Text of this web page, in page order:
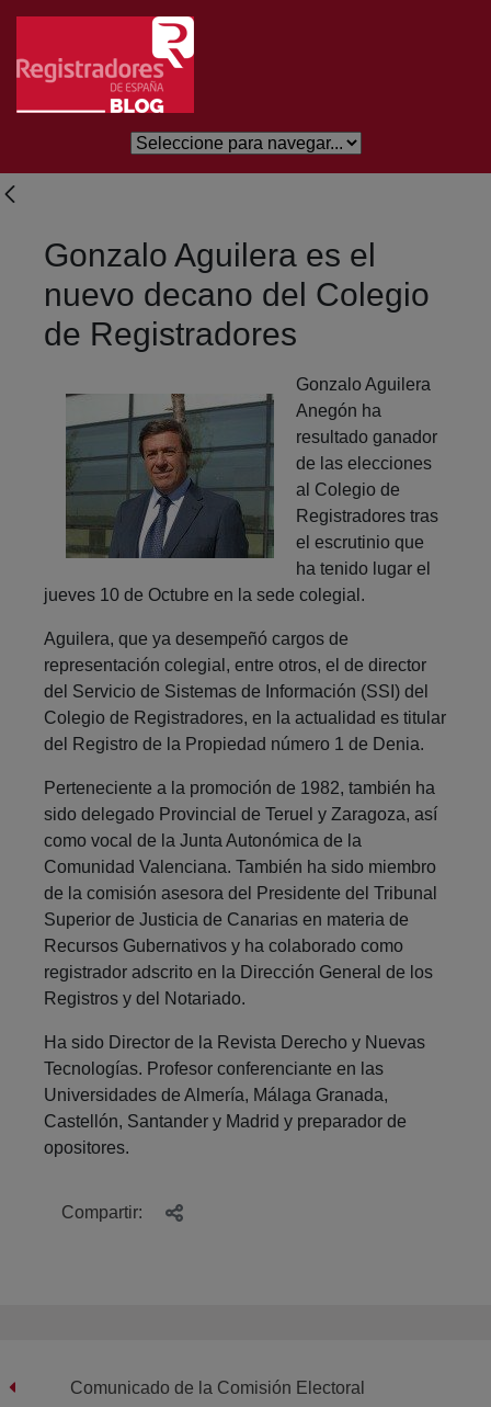
Eduki nagusira joan
Gonzalo Aguilera es el
nuevo decano del Colegio
de Registradores
Gonzalo Aguilera
Anegón ha
resultado ganador
de las elecciones
al Colegio de
Registradores tras
el escrutinio que
ha tenido lugar el
jueves 10 de Octubre en la sede colegial.
Aguilera, que ya desempeñó cargos de
representación colegial, entre otros, el de director
del Servicio de Sistemas de Información (SSI) del
Colegio de Registradores, en la actualidad es titular
del Registro de la Propiedad número 1 de Denia.
Perteneciente a la promoción de 1982, también ha
sido delegado Provincial de Teruel y Zaragoza, así
como vocal de la Junta Autonómica de la
Comunidad Valenciana. También ha sido miembro
de la comisión asesora del Presidente del Tribunal
Superior de Justicia de Canarias en materia de
Recursos Gubernativos y ha colaborado como
registrador adscrito en la Dirección General de los
Registros y del Notariado.
Ha sido Director de la Revista Derecho y Nuevas
Tecnologías. Profesor conferenciante en las
Universidades de Almería, Málaga Granada,
Castellón, Santander y Madrid y preparador de
opositores.
Compartir:
Comunicado de la Comisión Electoral